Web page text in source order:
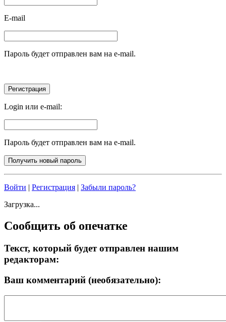
E-mail
Пароль будет отправлен вам на e-mail.
Login или e-mail:
Пароль будет отправлен вам на e-mail.
Войти Регистрация
Забыли пароль?
Загрузка...
Сообщить об опечатке
Текст, который будет отправлен нашим
редакторам:
Ваш комментарий (необязательно):